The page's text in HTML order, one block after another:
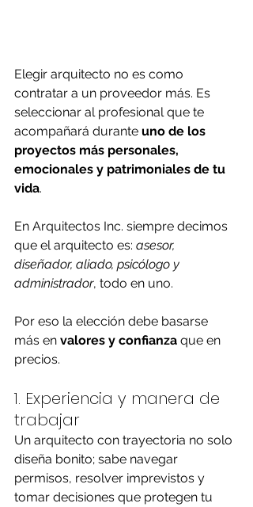
Elegir arquitecto no es como
contratar a un proveedor más. Es
seleccionar al profesional que te
acompañará durante uno de los
proyectos más personales,
emocionales y patrimoniales de tu
vida.
En Arquitectos Inc. siempre decimos
que el arquitecto es: asesor,
diseñador, aliado, psicólogo y
administrador, todo en uno.
Por eso la elección debe basarse
más en valores y confianza que en
precios.
1. Experiencia y manera de
trabajar
Un arquitecto con trayectoria no solo
diseña bonito; sabe navegar
permisos, resolver imprevistos y
tomar decisiones que protegen tu